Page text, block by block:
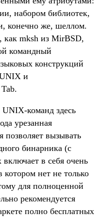
набором библиотек,
конечно же, шеллом.
mksh из MirBSD,
командный
конструкций
UNIX и
UNIX-команд здесь
урезанная
позволяет вызывать
бинарника (с
в себя очень
нет не только
для полноценной
рекомендуется
полно бесплатных